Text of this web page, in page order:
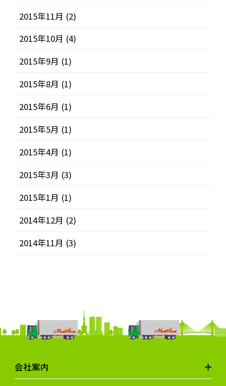
2015年11月 (2)
2015年10月 (4)
2015年9月 (1)
2015年8月 (1)
2015年6月 (1)
2015年5月 (1)
2015年4月 (1)
2015年3月 (3)
2015年1月 (1)
2014年12月 (2)
2014年11月 (3)
会社案内